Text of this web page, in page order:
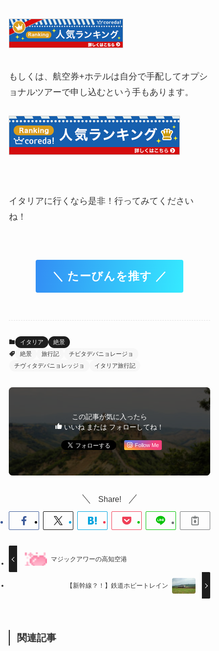
もしくは、航空券+ホテルは自分で手配してオプシ
ョナルツアーで申し込むという手もあります。
イタリアに行くなら是非！行ってみてください
ね！
＼ たーびんを推す ／
イタリア
絶景
絶景
旅行記
チビタデバニョレージョ
チヴィタデバニョレッジョ
イタリア旅行記
この記事が気に入ったら
いいね または フォローしてね！
Follow Me
Share!
マジックアワーの高知空港
【新幹線？！】鉄道ホビートレイン
関連記事